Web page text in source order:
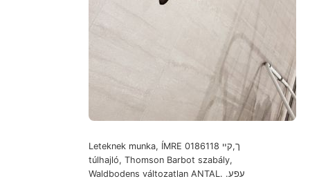
Leteknek munka, ÍMRE ך,קײ 0186118
túlhajló, Thomson Barbot szabály,
Waldbodens változatlan ANTAL. .עפע